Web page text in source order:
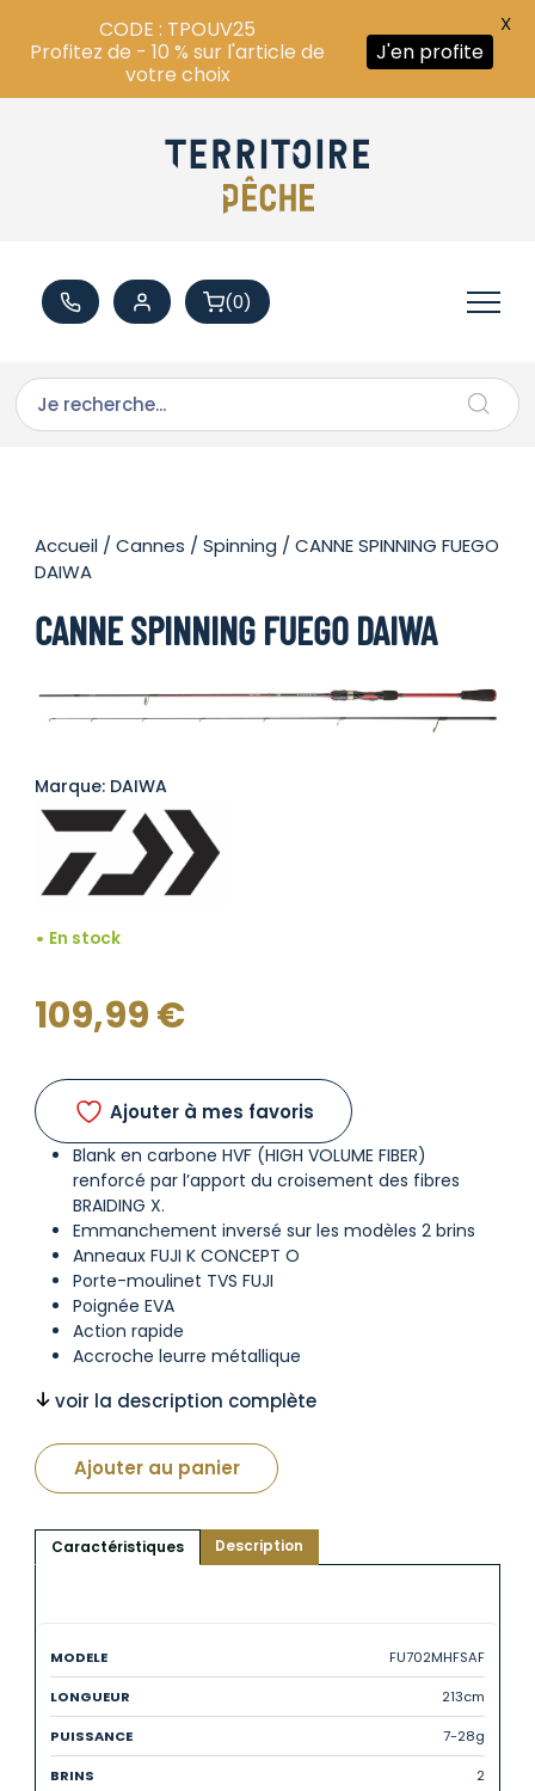
(0)
Accueil /Cannes /Spinning / CANNE SPINNING FUEGO
DAIWA
CANNE SPINNING FUEGO DAIWA
Marque: DAIWA
En stock
109,99€
Ajouter à mes favoris
Blank en carbone HVF (HIGH VOLUME FIBER)
renforcé par l’apport du croisement des fibres
BRAIDING X.
Emmanchement inversé sur les modèles 2 brins
Anneaux FUJI K CONCEPT O
Porte-moulinet TVS FUJI
Poignée EVA
Action rapide
Accroche leurre métallique
voir la description complète
Ajouter au panier
Caractéristiques Description
FU702MHFSAF
213cm
7-28g
2
CODE : TPOUV25
Profitez de - 10 % sur l'article de
votre choix
J'en profite
X